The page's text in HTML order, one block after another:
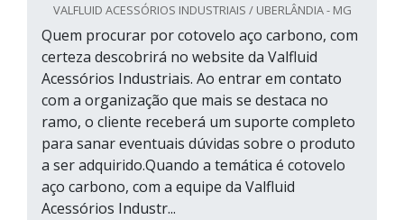
VALFLUID ACESSÓRIOS INDUSTRIAIS / UBERLÂNDIA - MG
Quem procurar por cotovelo aço carbono, com
certeza descobrirá no website da Valfluid
Acessórios Industriais. Ao entrar em contato
com a organização que mais se destaca no
ramo, o cliente receberá um suporte completo
para sanar eventuais dúvidas sobre o produto
a ser adquirido.Quando a temática é cotovelo
aço carbono, com a equipe da Valfluid
Acessórios Industr...